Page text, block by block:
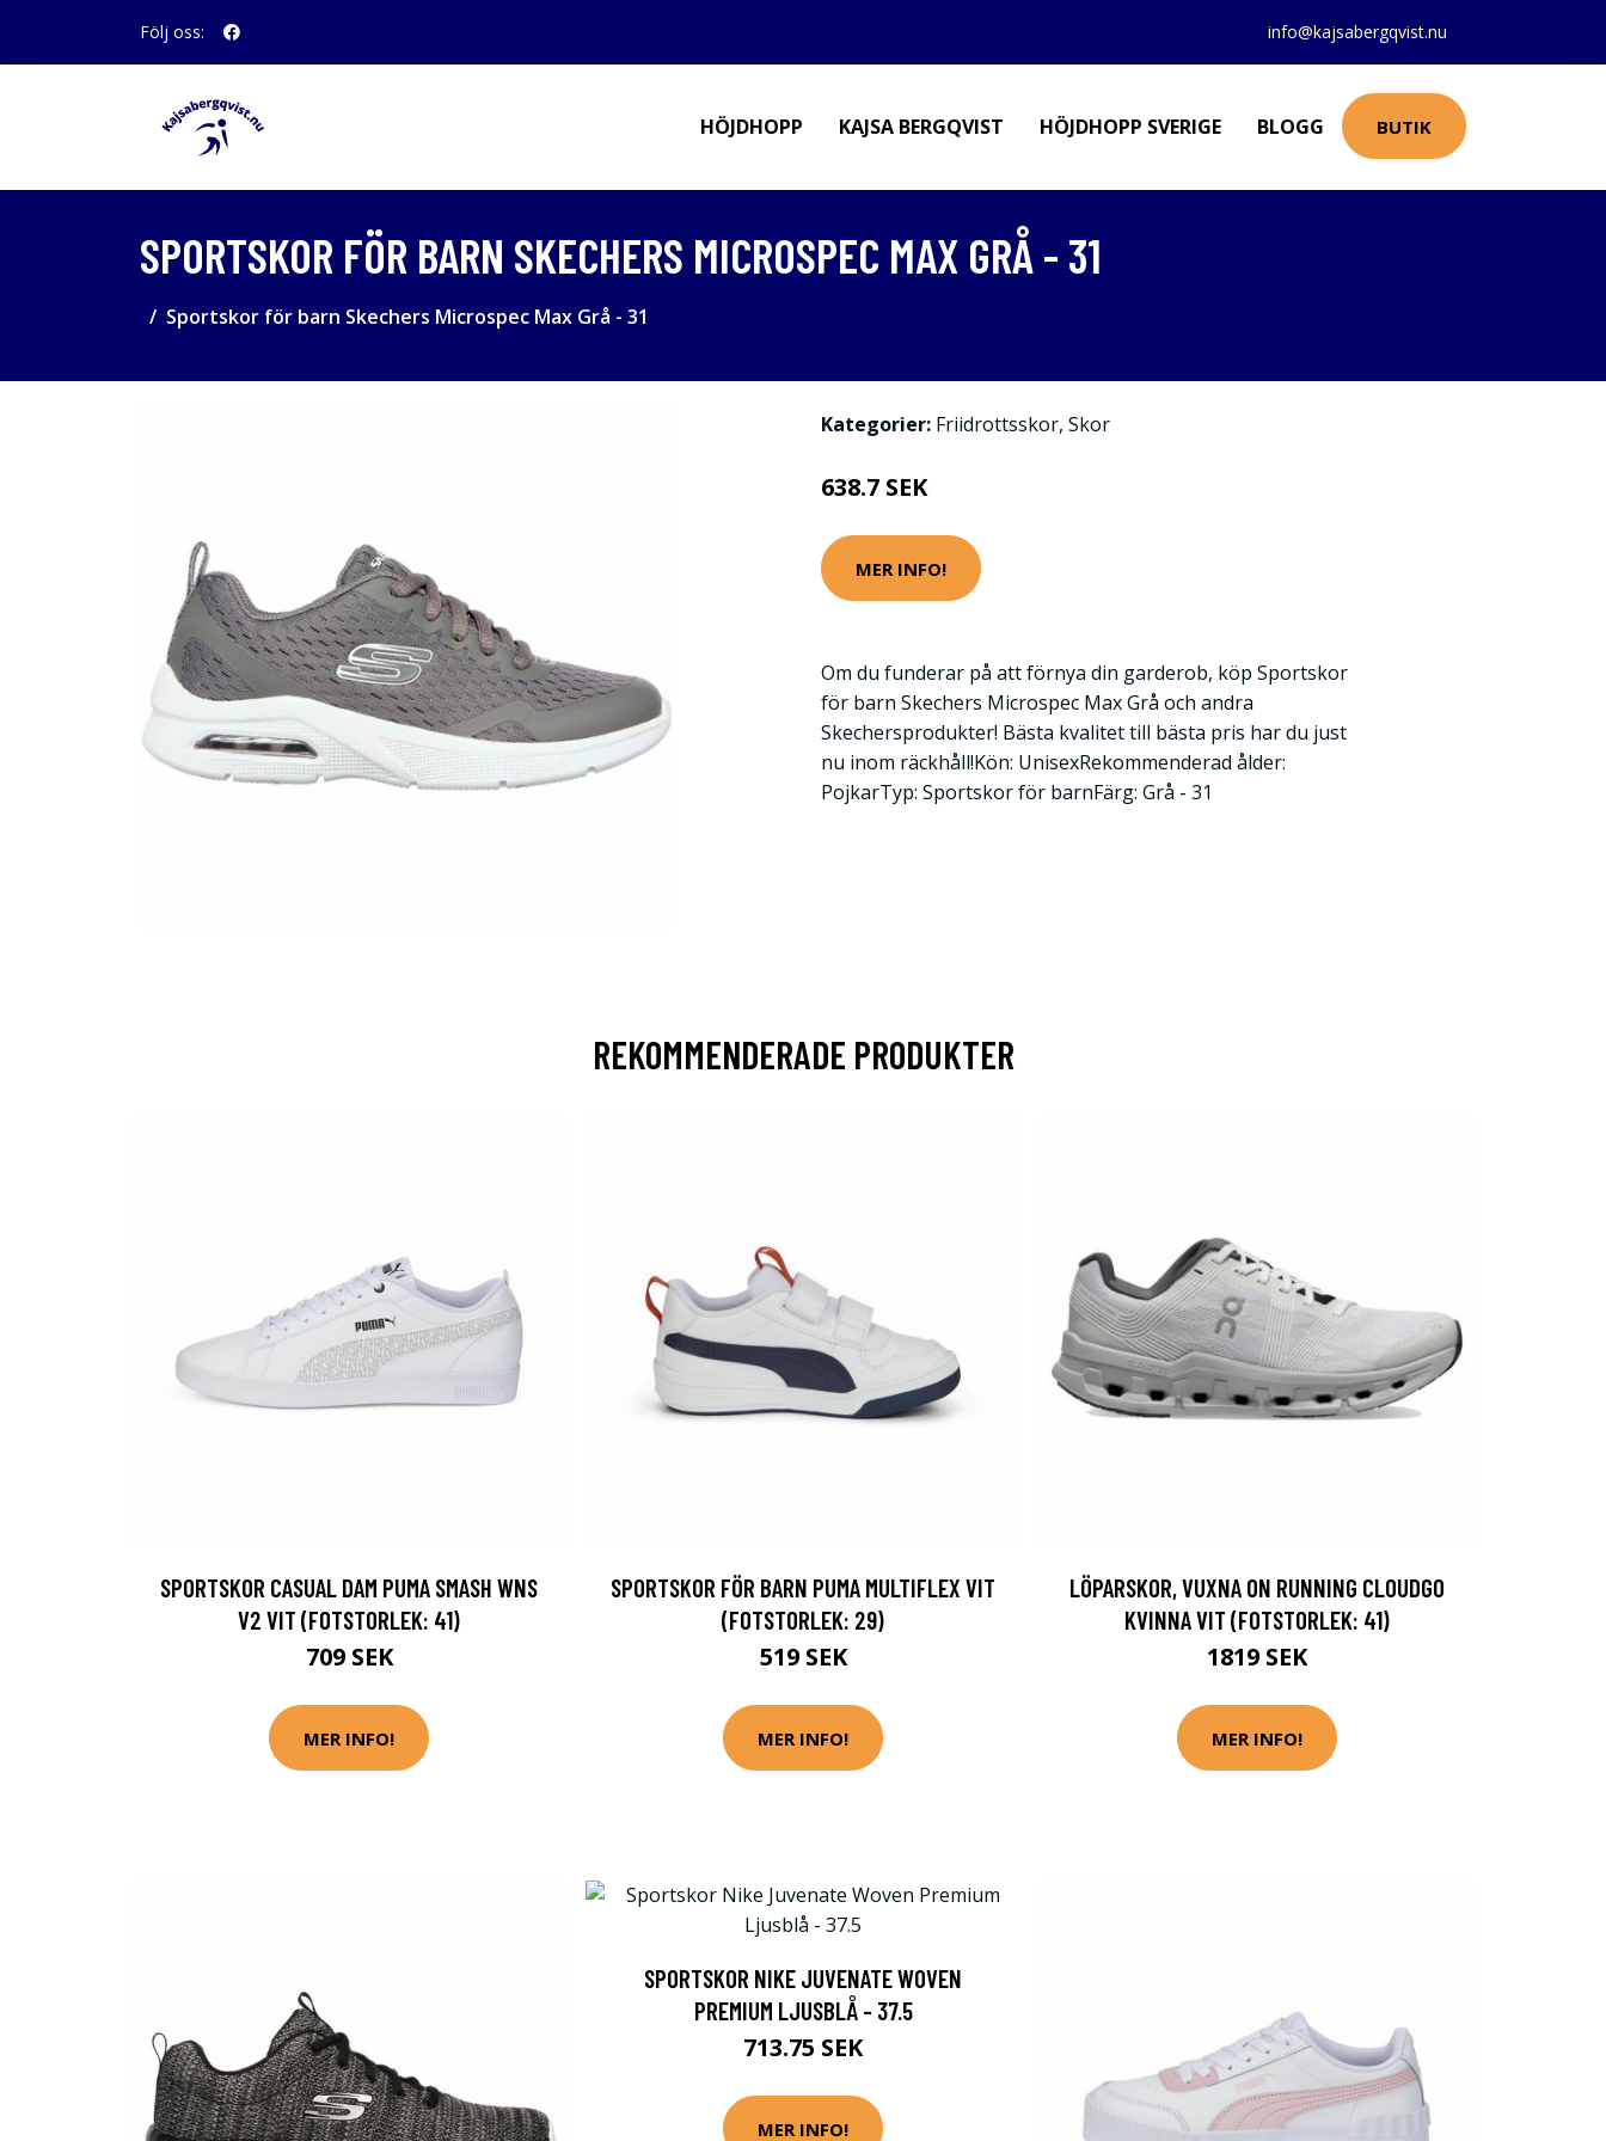
Följ oss: info@kajsabergqvist.nu
HÖJDHOPP KAJSA BERGQVIST HÖJDHOPP SVERIGE BLOGG BUTIK
SPORTSKOR FÖR BARN SKECHERS MICROSPEC MAX GRÅ - 31
Sportskor för barn Skechers Microspec Max Grå - 31
Kategorier: Friidrottsskor, Skor
638.7 SEK
MER INFO!
Om du funderar på att förnya din garderob, köp Sportskor
för barn Skechers Microspec Max Grå och andra
Skechersprodukter! Bästa kvalitet till bästa pris har du just
nu inom räckhåll!Kön: UnisexRekommenderad ålder:
PojkarTyp: Sportskor för barnFärg: Grå - 31
REKOMMENDERADE PRODUKTER
SPORTSKOR CASUAL DAM PUMA SMASH WNS
V2 VIT (FOTSTORLEK: 41)
709 SEK
MER INFO!
SPORTSKOR FÖR BARN PUMA MULTIFLEX VIT
(FOTSTORLEK: 29)
519 SEK
MER INFO!
LÖPARSKOR, VUXNA ON RUNNING CLOUDGO
KVINNA VIT (FOTSTORLEK: 41)
1819 SEK
MER INFO!
SPORTSKOR NIKE JUVENATE WOVEN
PREMIUM LJUSBLÅ - 37.5
713.75 SEK
MER INFO!